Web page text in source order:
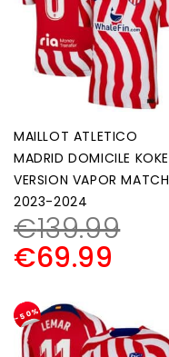
MAILLOT ATLETICO
MADRID DOMICILE KOKE
VERSION VAPOR MATCH
2023-2024
€139.99
€69.99
-50%